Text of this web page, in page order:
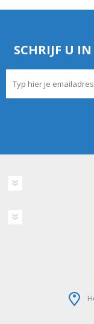
SCHRIJF U